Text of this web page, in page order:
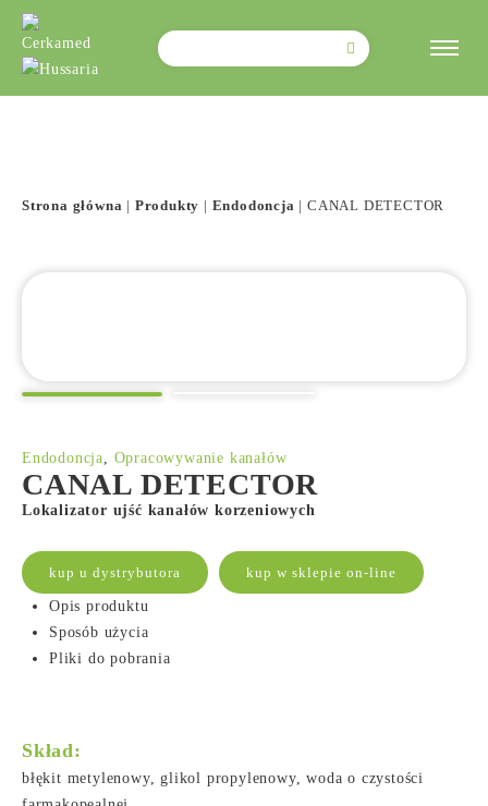
Szukaj:
Strona główna | Produkty | Endodoncja |CANAL DETECTOR
Endodoncja, Opracowywanie kanałów
CANAL DETECTOR
Lokalizator ujść kanałów korzeniowych
kup u dystrybutora kup w sklepie on-line
Opis produktu
Sposób użycia
Pliki do pobrania
Skład:
błękit metylenowy, glikol propylenowy, woda o czystości